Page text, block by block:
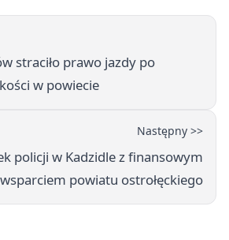
straciło prawo jazdy po
w powiecie
Następny >>
policji w Kadzidle z finansowym
wsparciem powiatu ostrołęckiego